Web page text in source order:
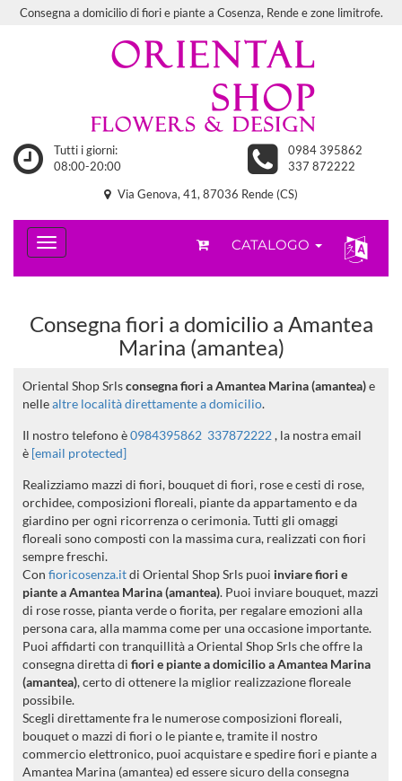
Consegna a domicilio di fiori e piante a Cosenza, Rende e zone limitrofe.
Tutti i giorni:
08:00-20:00
0984 395862
337 872222
Via Genova, 41, 87036 Rende (CS)
CATALOGO
Consegna fiori a domicilio a Amantea
Marina (amantea)
Oriental Shop Srlsconsegna fiori a Amantea Marina (amantea)e
nellealtre località direttamente a domicilio.
Il nostro telefono è0984395862 337872222, la nostra email
è [email protected]
Realizziamo mazzi di fiori, bouquet di fiori, rose e cesti di rose,
orchidee, composizioni floreali, piante da appartamento e da
giardino per ogni ricorrenza o cerimonia. Tutti gli omaggi
floreali sono composti con la massima cura, realizzati con fiori
sempre freschi.
Con fioricosenza.itdi Oriental Shop Srls puoi inviare fiori e
piante a Amantea Marina (amantea). Puoi inviare bouquet, mazzi
di rose rosse, pianta verde o fiorita, per regalare emozioni alla
persona cara, alla mamma come per una occasione importante.
Puoi affidarti con tranquillità a Oriental Shop Srls che offre la
consegna diretta di fiori e piante a domicilio a Amantea Marina
(amantea), certo di ottenere la miglior realizzazione floreale
possibile.
Scegli direttamente fra le numerose composizioni floreali,
bouquet o mazzi di fiori o le piante e, tramite il nostro
commercio elettronico, puoi acquistare e spedire fiori e piante a
Amantea Marina (amantea) ed essere sicuro della consegna